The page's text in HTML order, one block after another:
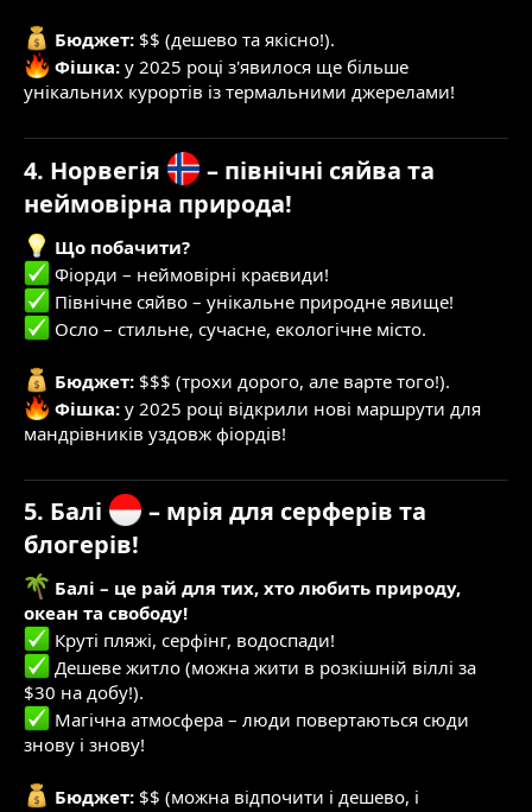
Бюджет: $$ (дешево та якісно!).
Фішка: у 2025 році з'явилося ще більше
унікальних курортів із термальними джерелами!
4. Норвегія
– північні сяйва та
неймовірна природа!
Що побачити?
Фіорди – неймовірні краєвиди!
Північне сяйво – унікальне природне явище!
Осло – стильне, сучасне, екологічне місто.
Бюджет: $$$ (трохи дорого, але варте того!).
Фішка: у 2025 році відкрили нові маршрути для
мандрівників уздовж фіордів!
5. Балі
– мрія для серферів та
блогерів!
Балі – це рай для тих, хто любить природу,
океан та свободу!
Круті пляжі, серфінг, водоспади!
Дешеве житло (можна жити в розкішній віллі за
$30 на добу!).
Магічна атмосфера – люди повертаються сюди
знову і знову!
Бюджет: $$ (можна відпочити і дешево, і